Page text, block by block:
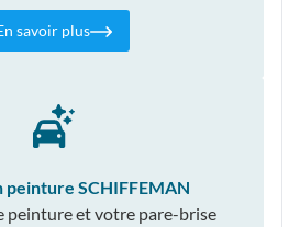
savoir plus
SCHIFFEMAN
peinture et votre pare-brise